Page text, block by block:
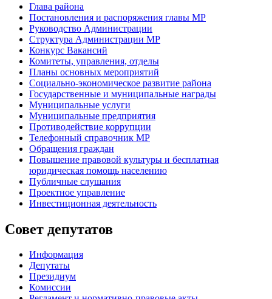
Глава района
Постановления и распоряжения главы МР
Руководство Администрации
Структура Администрации МР
Конкурс Вакансий
Комитеты, управления, отделы
Планы основных мероприятий
Социально-экономическое развитие района
Государственные и муниципальные награды
Муниципальные услуги
Муниципальные предприятия
Противодействие коррупции
Телефонный справочник МР
Обращения граждан
Повышение правовой культуры и бесплатная
юридическая помощь населению
Публичные слушания
Проектное управление
Инвестиционная деятельность
Совет депутатов
Информация
Депутаты
Президиум
Комиссии